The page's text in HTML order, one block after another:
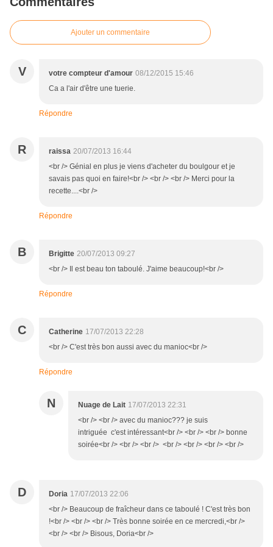
Ajouter un commentaire
V votre compteur d'amour 08/12/2015 15:46
Ca a l'air d'être une tuerie.
Répondre
R raissa 20/07/2013 16:44
<br /> Génial en plus je viens d'acheter du boulgour et je
savais pas quoi en faire!<br /> <br /> <br /> Merci pour la
recette....<br />
Répondre
B Brigitte 20/07/2013 09:27
<br /> Il est beau ton taboulé. J'aime beaucoup!<br />
Répondre
C Catherine 17/07/2013 22:28
<br /> C'est très bon aussi avec du manioc<br />
Répondre
N Nuage de Lait 17/07/2013 22:31
<br /> <br /> avec du manioc??? je suis
intriguée c'est intéressant<br /> <br /> <br /> bonne
soirée<br /> <br /> <br /> <br /> <br /> <br /> <br />
D Doria 17/07/2013 22:06
<br /> Beaucoup de fraîcheur dans ce taboulé ! C'est très bon
!<br /> <br /> <br /> Très bonne soirée en ce mercredi,<br />
<br /> <br /> Bisous, Doria<br />